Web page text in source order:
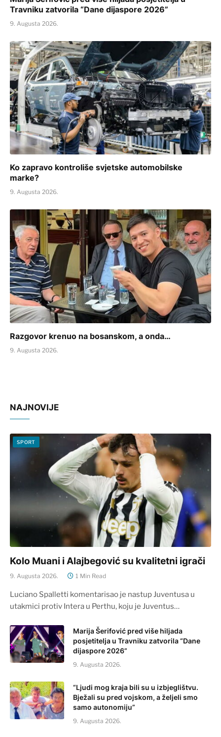
Travniku zatvorila “Dane dijaspore 2026”
9. Augusta 2026.
Ko zapravo kontroliše svjetske automobilske
marke?
9. Augusta 2026.
Razgovor krenuo na bosanskom, a onda…
9. Augusta 2026.
NAJNOVIJE
SPORT
Kolo Muani i Alajbegović su kvalitetni igrači
9. Augusta 2026. 1 Min Read
Luciano Spalletti komentarisao je nastup Juventusa u
utakmici protiv Intera u Perthu, koju je Juventus…
Marija Šerifović pred više hiljada
posjetitelja u Travniku zatvorila “Dane
dijaspore 2026”
9. Augusta 2026.
“Ljudi mog kraja bili su u izbjeglištvu.
Bježali su pred vojskom, a željeli smo
samo autonomiju”
9. Augusta 2026.